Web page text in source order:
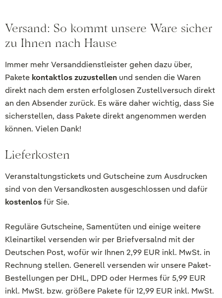
Versand: So kommt unsere Ware sicher
zu Ihnen nach Hause
Immer mehr Versanddienstleister gehen dazu über,
Pakete kontaktlos zuzustellen und senden die Waren
direkt nach dem ersten erfolglosen Zustellversuch direkt
an den Absender zurück. Es wäre daher wichtig, dass Sie
sicherstellen, dass Pakete direkt angenommen werden
können. Vielen Dank!
Lieferkosten
Veranstaltungstickets und Gutscheine zum Ausdrucken
sind von den Versandkosten ausgeschlossen und dafür
kostenlosfür Sie.
Reguläre Gutscheine, Samentüten und einige weitere
Kleinartikel versenden wir per Briefversalnd mit der
Deutschen Post, wofür wir Ihnen 2,99 EUR inkl. MwSt. in
Rechnung stellen. Generell versenden wir unsere Paket-
Bestellungen per DHL, DPD oder Hermes für 5,99 EUR
inkl. MwSt. bzw. größere Pakete für 12,99 EUR inkl. MwSt.